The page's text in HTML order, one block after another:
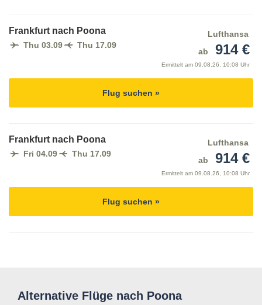
Frankfurt nach Poona
Thu 03.09 Thu 17.09
Lufthansa
ab
914 €
Ermittelt am 09.08.26, 10:08 Uhr
Flug suchen »
Frankfurt nach Poona
Fri 04.09 Thu 17.09
Lufthansa
ab
914 €
Ermittelt am 09.08.26, 10:08 Uhr
Flug suchen »
Alternative Flüge nach Poona